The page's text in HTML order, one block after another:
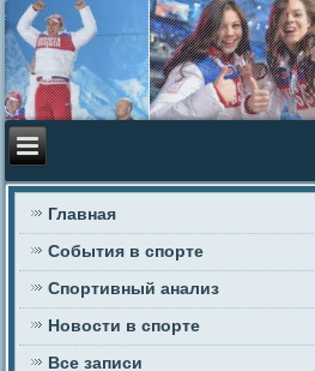
Главная
События в спорте
Спортивный анализ
Новости в спорте
Все записи